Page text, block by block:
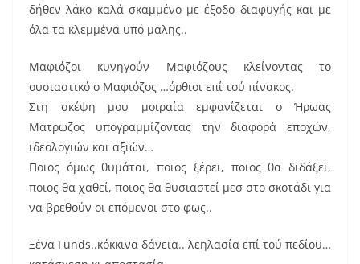
δήθεν λάκο καλά σκαμμένο με έξοδο διαφυγής και με
όλα τα κλεμμένα υπό μαλης..
Μαφιόζοι κυνηγούν Μαφιόζους κλείνοντας το
ουσιαστικό ο Μαφιόζος …όρθιοι επί τού πίνακος.
Στη σκέψη μου μοιραία εμφανίζεται ο Ήρωας
Ματρωζος υπογραμμίζοντας την διαφορά εποχών,
ιδεολογιών και αξιών…
Ποιος όμως θυμάται, ποιος ξέρει, ποιος θα διδάξει,
ποιος θα χαθεί, ποιος θα θυσιαστεί μεσ στο σκοτάδι για
να βρεθούν οι επόμενοι στο φως..
Ξένα Funds..κόκκινα δάνεια.. λεηλασία επί τού πεδίου…